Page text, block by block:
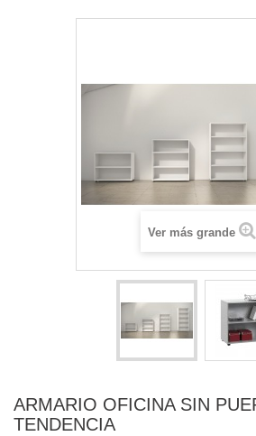
Ver más grande
ARMARIO OFICINA SIN
TENDENCIA